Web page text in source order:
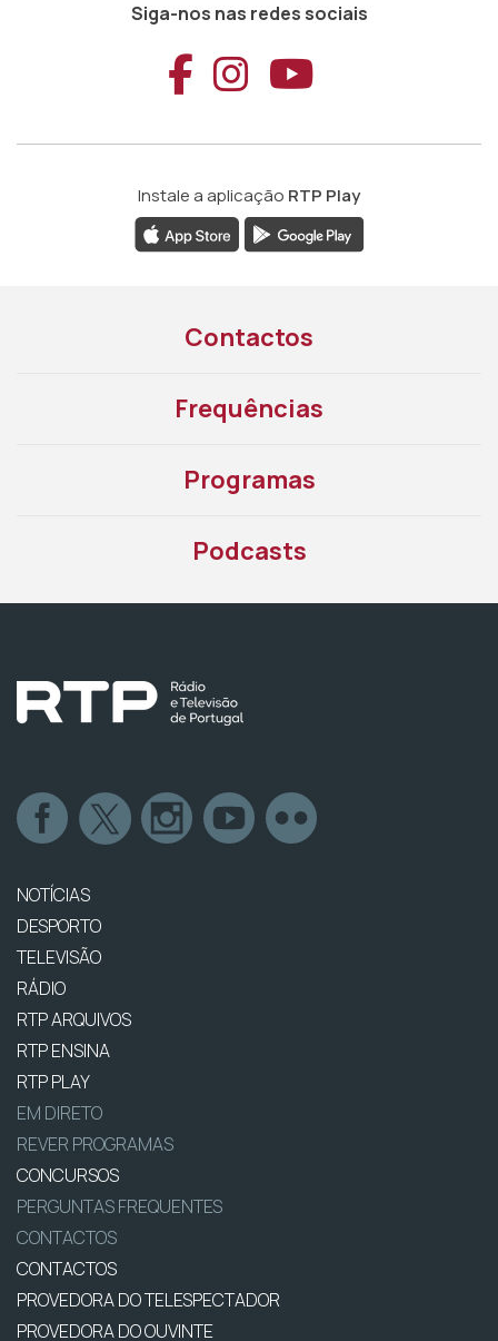
Siga-nos nas redes sociais
Aceder ao
Aceder ao
Aceder
Instale a aplicação RTP Play
Contactos
Frequências
Programas
Podcasts
NOTÍCIAS
DESPORTO
TELEVISÃO
RÁDIO
RTP ARQUIVOS
RTP ENSINA
RTP PLAY
EM DIRETO
REVER PROGRAMAS
CONCURSOS
PERGUNTAS FREQUENTES
CONTACTOS
CONTACTOS
PROVEDORA DO TELESPECTADOR
PROVEDORA DO OUVINTE